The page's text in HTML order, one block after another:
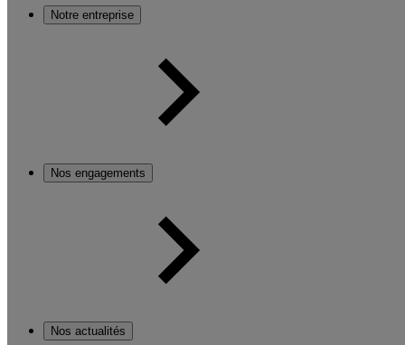
Notre entreprise
Nos engagements
Nos actualités